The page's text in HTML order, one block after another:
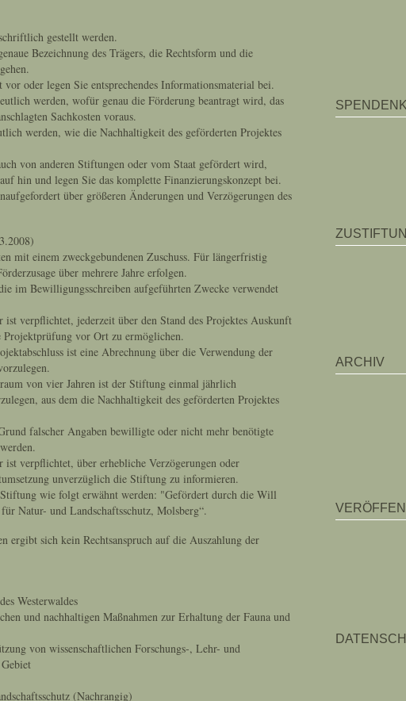
gestellt werden.
Bezeichnung des Trägers, die Rechtsform und die
oder legen Sie entsprechendes Informationsmaterial bei.
werden, wofür genau die Förderung beantragt wird, das
Sachkosten voraus.
werden, wie die Nachhaltigkeit des geförderten Projektes
von anderen Stiftungen oder vom Staat gefördert wird,
hin und legen Sie das komplette Finanzierungskonzept bei.
über größeren Änderungen und Verzögerungen des
mit einem zweckgebundenen Zuschuss. Für längerfristig
über mehrere Jahre erfolgen.
im Bewilligungsschreiben aufgeführten Zwecke verwendet
ist verpflichtet, jederzeit über den Stand des Projektes Auskunft
Projektprüfung vor Ort zu ermöglichen.
ist eine Abrechnung über die Verwendung der
von vier Jahren ist der Stiftung einmal jährlich
aus dem die Nachhaltigkeit des geförderten Projektes
falscher Angaben bewilligte oder nicht mehr benötigte
ist verpflichtet, über erhebliche Verzögerungen oder
unverzüglich die Stiftung zu informieren.
wie folgt erwähnt werden: "Gefördert durch die Will
Natur- und Landschaftsschutz, Molsberg“.
ergibt sich kein Rechtsanspruch auf die Auszahlung der
Westerwaldes
und nachhaltigen Maßnahmen zur Erhaltung der Fauna und
von wissenschaftlichen Forschungs-, Lehr- und
(Nachrangig)
ARCHIV